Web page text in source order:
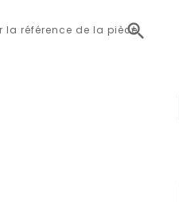

la référence de la pièce